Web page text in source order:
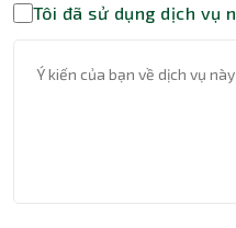
Tôi đã sử dụng dịch vụ